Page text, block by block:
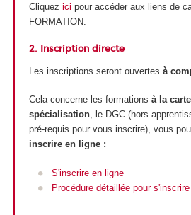
Cliquez ici pour accéder aux liens de
FORMATION.
2. Inscription directe
Les inscriptions seront ouvertes à
Cela concerne les formations à la carte
spécialisation, le DGC (hors
pré-requis pour vous inscrire), vous
inscrire en ligne :
S'inscrire en ligne
Procédure détaillée pour